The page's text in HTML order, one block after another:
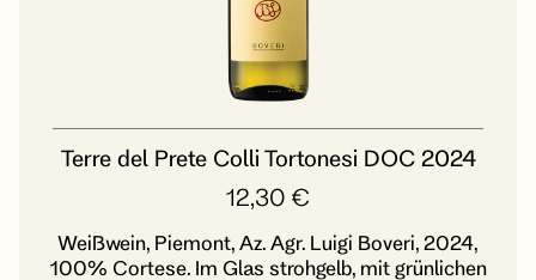
Terre del Prete Colli Tortonesi DOC 2024
12,30 €
Weißwein, Piemont, Az. Agr. Luigi Boveri, 2024,
100% Cortese. Im Glas strohgelb, mit grünlichen